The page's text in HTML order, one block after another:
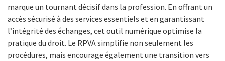
marque un tournant décisif dans la profession. En offrant un
accès sécurisé à des services essentiels et en garantissant
l’intégrité des échanges, cet outil numérique optimise la
pratique du droit. Le RPVA simplifie non seulement les
procédures, mais encourage également une transition vers